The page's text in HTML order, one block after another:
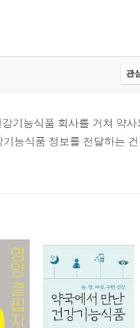
관
기능식품 회사를 거쳐 약
능식품 정보를 전달하는